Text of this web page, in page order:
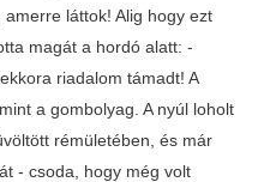
láttok! Alig hogy ezt
magát a hordó alatt: -
riadalom támadt! A
a gombolyag. A nyúl loholt
rémületében, és már
- csoda, hogy még volt